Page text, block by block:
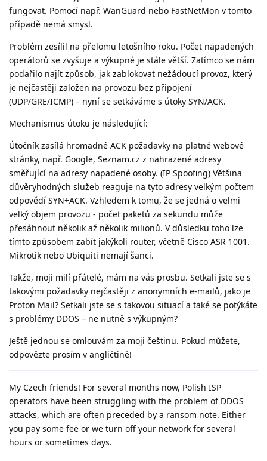
fungovat. Pomocí např. WanGuard nebo FastNetMon v tomto
případě nemá smysl.
Problém zesílil na přelomu letošního roku. Počet napadených
operátorů se zvyšuje a výkupné je stále větší. Zatímco se nám
podařilo najít způsob, jak zablokovat nežádoucí provoz, který
je nejčastěji založen na provozu bez připojení
(UDP/GRE/ICMP) – nyní se setkáváme s útoky SYN/ACK.
Mechanismus útoku je následující:
Útočník zasílá hromadné ACK požadavky na platné webové
stránky, např. Google, Seznam.cz z nahrazené adresy
směřující na adresy napadené osoby. (IP Spoofing) Většina
důvěryhodných služeb reaguje na tyto adresy velkým počtem
odpovědí SYN+ACK. Vzhledem k tomu, že se jedná o velmi
velký objem provozu - počet paketů za sekundu může
přesáhnout několik až několik milionů. V důsledku toho lze
tímto způsobem zabít jakýkoli router, včetně Cisco ASR 1001.
Mikrotik nebo Ubiquiti nemají šanci.
Takže, moji milí přátelé, mám na vás prosbu. Setkali jste se s
takovými požadavky nejčastěji z anonymních e-mailů, jako je
Proton Mail? Setkali jste se s takovou situací a také se potýkáte
s problémy DDOS – ne nutně s výkupným?
Ještě jednou se omlouvám za moji češtinu. Pokud můžete,
odpovězte prosím v angličtině!
My Czech friends! For several months now, Polish ISP
operators have been struggling with the problem of DDOS
attacks, which are often preceded by a ransom note. Either
you pay some fee or we turn off your network for several
hours or sometimes days.